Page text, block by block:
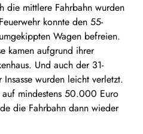
die mittlere Fahrbahn wurden
konnte den 55-
Wagen befreien.
kamen aufgrund ihrer
Und auch der 31-
wurden leicht verletzt.
mindestens 50.000 Euro
die Fahrbahn dann wieder